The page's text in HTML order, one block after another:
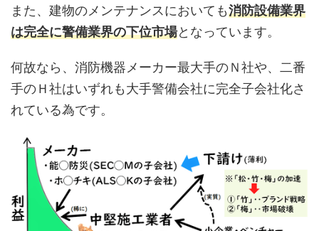
また、建物のメンテナンスにおいても消防設備業界
は完全に警備業界の下位市場となっています。
何故なら、消防機器メーカー最大手のＮ社や、二番
手のＨ社はいずれも大手警備会社に完全子会社化さ
れている為です。